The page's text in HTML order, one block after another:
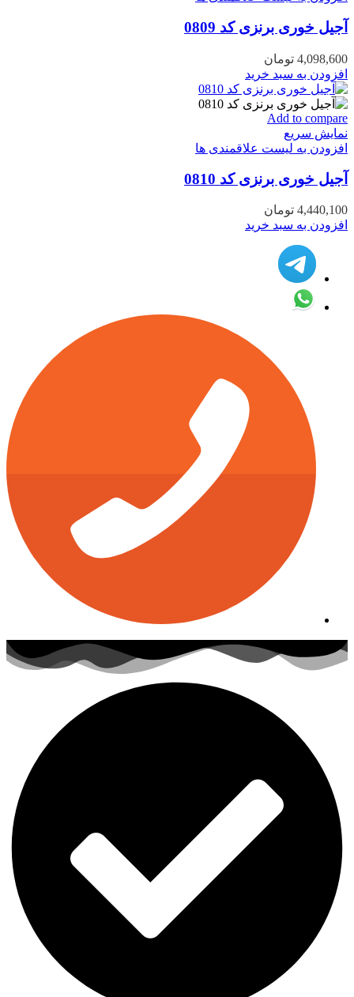
آجیل خوری برنزی کد 0809
4,098,600 تومان
افزودن به سبد خرید
Add to compare
نمایش سریع
افزودن به لیست علاقمندی ها
آجیل خوری برنزی کد 0810
4,440,100 تومان
افزودن به سبد خرید